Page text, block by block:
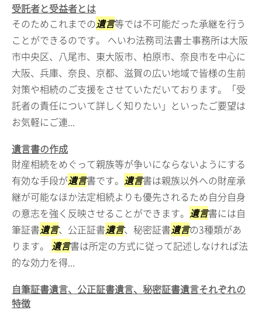
受託者と受益者とは
そのためこれまでの遺言等では不可能だった承継を行う
ことができるのです。 へいわ法務司法書士事務所は大阪
市中央区、八尾市、東大阪市、柏原市、奈良市を中心に
大阪、兵庫、奈良、京都、滋賀の広い地域で皆様の生前
対策や相続のご支援をさせていただいております。「受
託者の責任について詳しく知りたい」といったご要望は
お気軽にご連...
遺言書の作成
財産相続をめぐって親族等が争いにならないようにする
有効な手段が遺言書です。 遺言書は親族以外への財産承
継が可能なほか法定相続よりも優先されるため自分自身
の意志を強く反映させることができます。 遺言書には自
筆証書遺言、公正証書遺言、秘密証書遺言の3種類があ
ります。 遺言書は所定の方式に従って記述しなければ法
的な効力を得...
自筆証書遺言、公正証書遺言、秘密証書遺言それぞれの
特徴